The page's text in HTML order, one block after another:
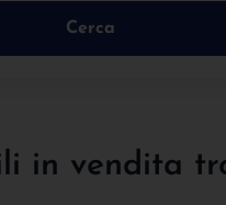
Cerca
in vendita